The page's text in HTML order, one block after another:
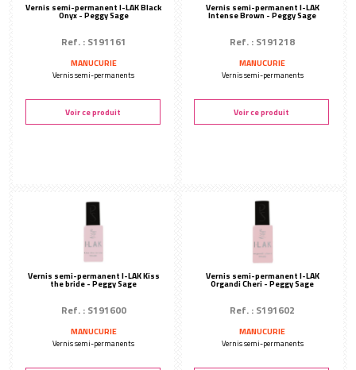
Vernis semi-permanent I-LAK Black
Onyx - Peggy Sage
Ref. : S191161
MANUCURIE
Vernis semi-permanents
Voir ce produit
Vernis semi-permanent I-LAK
Intense Brown - Peggy Sage
Ref. : S191218
MANUCURIE
Vernis semi-permanents
Voir ce produit
Vernis semi-permanent I-LAK Kiss
the bride - Peggy Sage
Ref. : S191600
MANUCURIE
Vernis semi-permanents
Vernis semi-permanent I-LAK
Organdi Cheri - Peggy Sage
Ref. : S191602
MANUCURIE
Vernis semi-permanents